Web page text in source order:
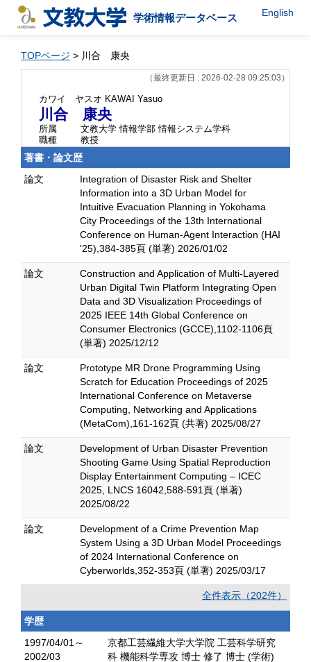
学術情報データベース English
TOPページ > 川合 康央
（最終更新日 : 2026-02-28 09:25:03）
カワイ ヤスオ KAWAI Yasuo
川合 康央
所属
文教大学 情報学部 情報システム学科
職種
教授
著書・論文歴
論文
Integration of Disaster Risk and Shelter
Information into a 3D Urban Model for
Intuitive Evacuation Planning in Yokohama
City Proceedings of the 13th International
Conference on Human-Agent Interaction (HAI
'25),384-385頁 (単著) 2026/01/02
論文
Construction and Application of Multi-Layered
Urban Digital Twin Platform Integrating Open
Data and 3D Visualization Proceedings of
2025 IEEE 14th Global Conference on
Consumer Electronics (GCCE),1102-1106頁
(単著) 2025/12/12
論文
Prototype MR Drone Programming Using
Scratch for Education Proceedings of 2025
International Conference on Metaverse
Computing, Networking and Applications
(MetaCom),161-162頁 (共著) 2025/08/27
論文
Development of Urban Disaster Prevention
Shooting Game Using Spatial Reproduction
Display Entertainment Computing – ICEC
2025, LNCS 16042,588-591頁 (単著)
2025/08/22
論文
Development of a Crime Prevention Map
System Using a 3D Urban Model Proceedings
of 2024 International Conference on
Cyberworlds,352-353頁 (単著) 2025/03/17
全件表示（202件）
学歴
1997/04/01～
2002/03
京都工芸繊維大学大学院 工芸科学研究
科 機能科学専攻 博士 修了 博士 (学術)